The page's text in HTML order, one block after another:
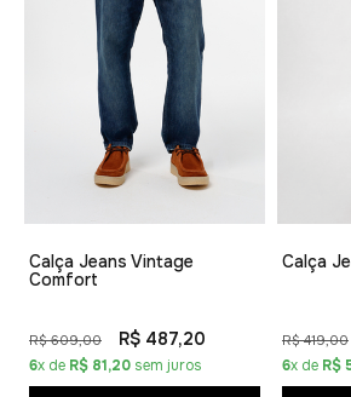
Calça Jeans Vintage
Comfort
R$ 609,00 R$ 487,20
6x de R$ 81,20 sem juros
Calça
R$ 419,00
6x de R$